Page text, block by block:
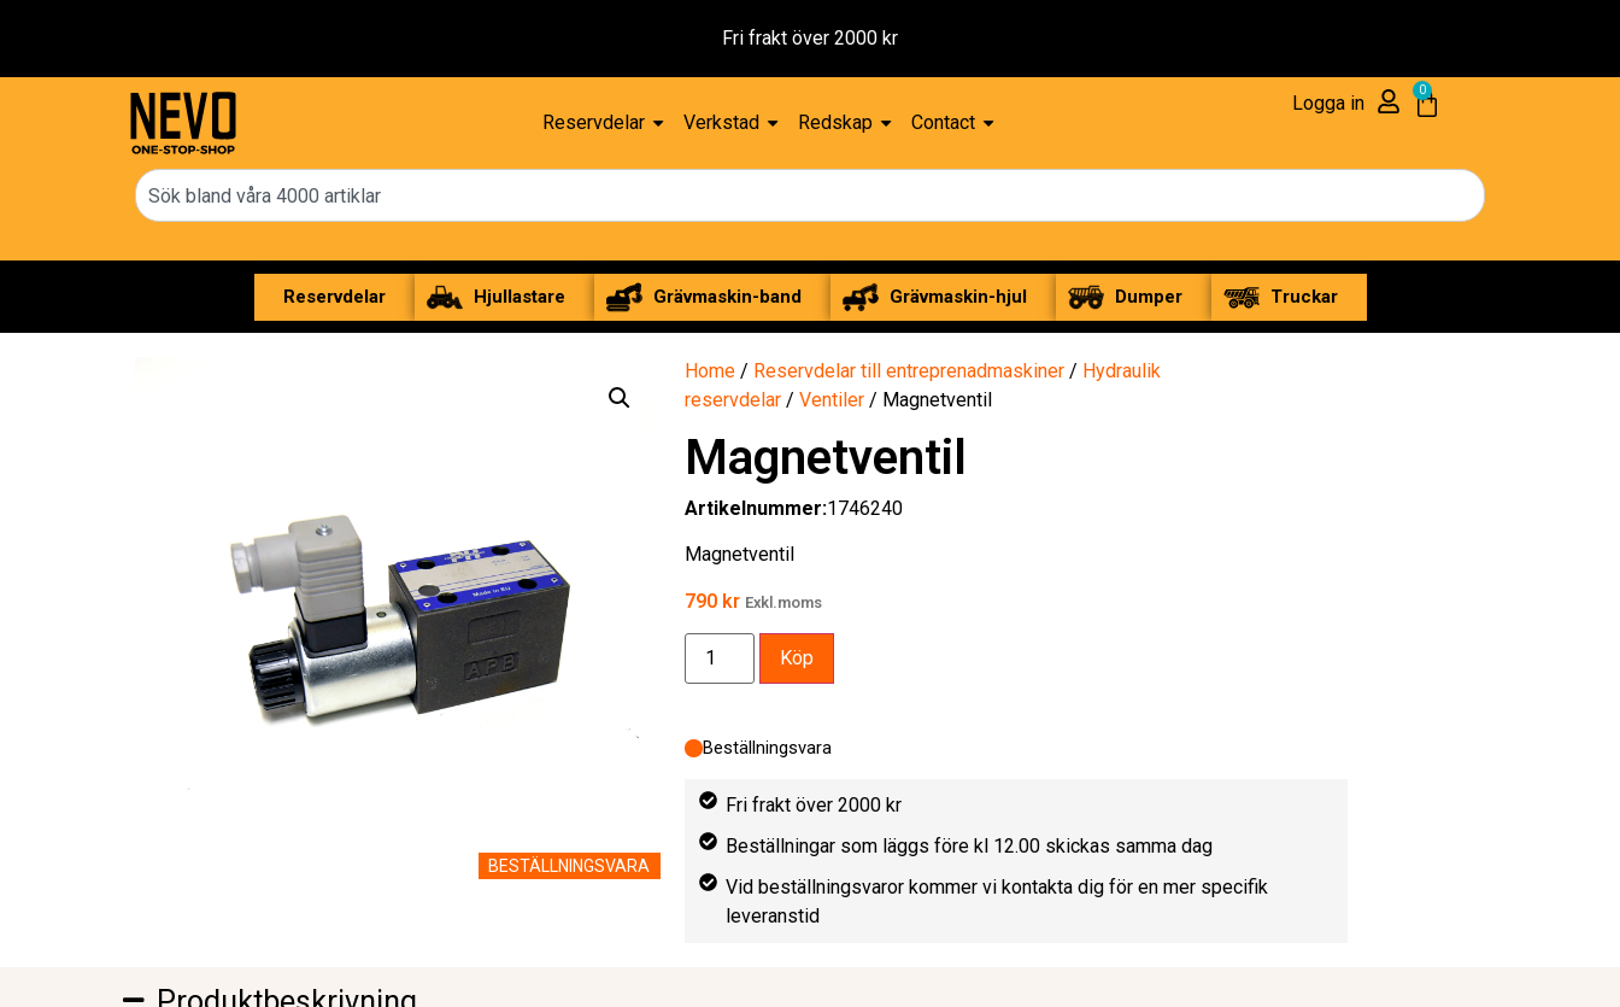
Fri frakt över 2000 kr
Reservdelar Verkstad Redskap Contact
Logga in
0
Reservdelar Hjullastare Grävmaskin-band Grävmaskin-hjul Dumper Truckar
BESTÄLLNINGSVARA
Home / Reservdelar till entreprenadmaskiner / Hydraulik
reservdelar / Ventiler / Magnetventil
Magnetventil
Artikelnummer:1746240
Magnetventil
790 kr Exkl.moms
Beställningsvara
Köp
Fri frakt över 2000 kr
Beställningar som läggs före kl 12.00 skickas samma dag
Vid beställningsvaror kommer vi kontakta dig för en mer specifik
leveranstid